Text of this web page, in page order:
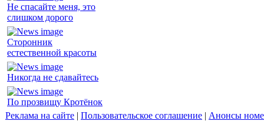
Не спасайте меня, это
слишком дорого
Сторонник
естественной красоты
Никогда не сдавайтесь
По прозвищу Кротёнок
Реклама на сайте | Пользовательское соглашение | Анонсы